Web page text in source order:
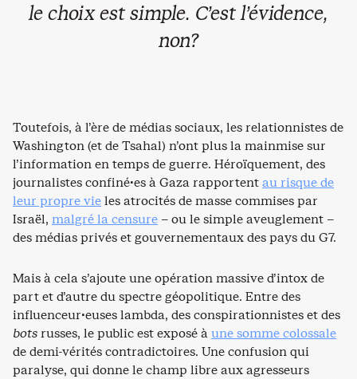
le choix est simple. C’est l’évidence,
non?
Toutefois, à l’ère de médias sociaux, les relationnistes de
Washington (et de Tsahal) n’ont plus la mainmise sur
l’information en temps de guerre. Héroïquement, des
journalistes confiné·es à Gaza rapportentau risque de
leur propre vieles atrocités de masse commises par
Israël, malgré la censure – ou le simple aveuglement –
des médias privés et gouvernementaux des pays du G7.
Mais à cela s’ajoute une opération massive d’intox de
part et d’autre du spectre géopolitique. Entre des
influenceur·euses lambda, des conspirationnistes et des
botsrusses, le public est exposé àune somme colossale
de demi-vérités contradictoires. Une confusion qui
paralyse, qui donne le champ libre aux agresseurs